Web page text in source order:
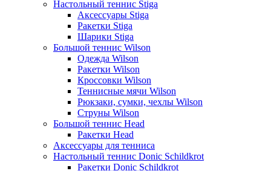
Настольный теннис Stiga
Аксессуары Stiga
Ракетки Stiga
Шарики Stiga
Большой теннис Wilson
Одежда Wilson
Ракетки Wilson
Кроссовки Wilson
Теннисные мячи Wilson
Рюкзаки, сумки, чехлы Wilson
Струны Wilson
Большой теннис Head
Ракетки Head
Аксессуары для тенниса
Настольный теннис Donic Schildkrot
Ракетки Donic Schildkrot